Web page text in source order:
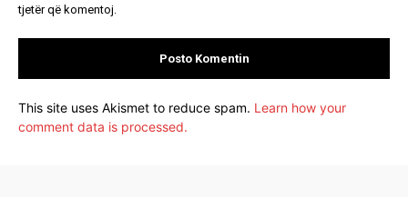
tjetër që komentoj.
This site uses Akismet to reduce spam. Learn how your
comment data is processed.